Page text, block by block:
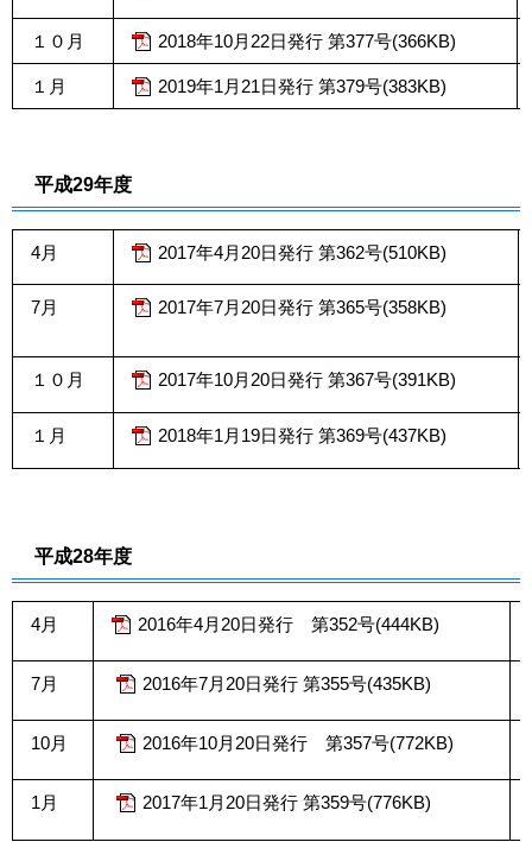
１０月 2018年10月22日発行 第377号(366KB)
１月 2019年1月21日発行 第379号(383KB)
平成29年度
4月 2017年4月20日発行 第362号(510KB)
7月 2017年7月20日発行 第365号(358KB)
１０月 2017年10月20日発行 第367号(391KB)
１月 2018年1月19日発行 第369号(437KB)
平成28年度
4月 2016年4月20日発行 第352号(444KB)
7月 2016年7月20日発行 第355号(435KB)
10月 2016年10月20日発行 第357号(772KB)
1月 2017年1月20日発行 第359号(776KB)